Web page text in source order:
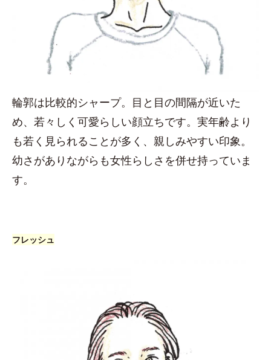
輪郭は比較的シャープ。目と目の間隔が近いた
め、若々しく可愛らしい顔立ちです。実年齢より
も若く見られることが多く、親しみやすい印象。
幼さがありながらも女性らしさを併せ持っていま
す。
フレッシュ